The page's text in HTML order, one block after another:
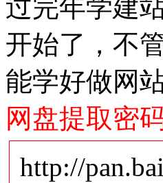
过完年学建
开始了，不
能学好做网
网盘提取密
http://